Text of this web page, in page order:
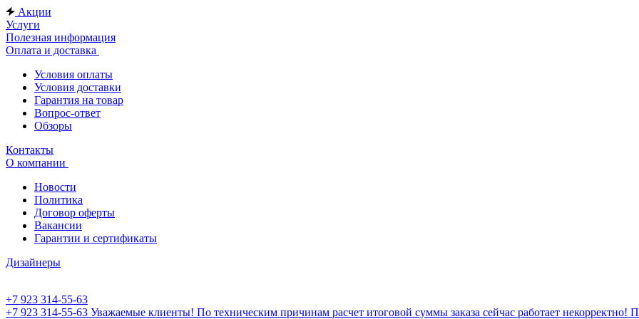
Акции
Услуги
Полезная информация
Оплата и доставка
Условия оплаты
Условия доставки
Гарантия на товар
Вопрос-ответ
Обзоры
Контакты
О компании
Новости
Политика
Договор оферты
Вакансии
Гарантии и сертификаты
Дизайнеры
+7 923 314-55-63
+7 923 314-55-63 Уважаемые клиенты! По техническим причинам расчет итоговой суммы заказа сейчас работает